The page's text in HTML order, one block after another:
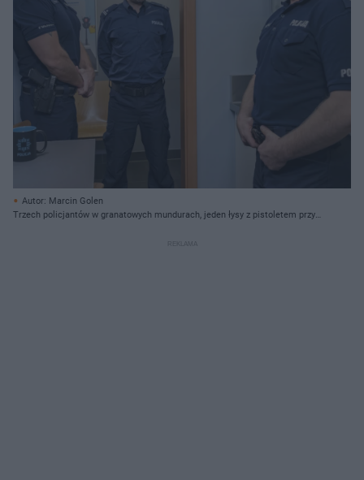
Autor: Marcin Golen
Trzech policjantów w granatowych mundurach, jeden łysy z pistoletem przy
przypominającym komisariat. W tle widoczny jest plakat oraz kubek z